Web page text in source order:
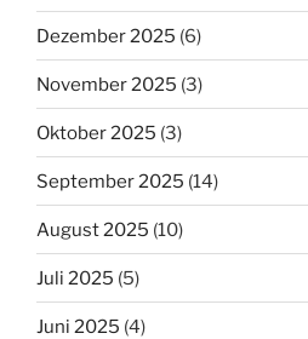
Dezember 2025 (6)
November 2025 (3)
Oktober 2025 (3)
September 2025 (14)
August 2025 (10)
Juli 2025 (5)
Juni 2025 (4)